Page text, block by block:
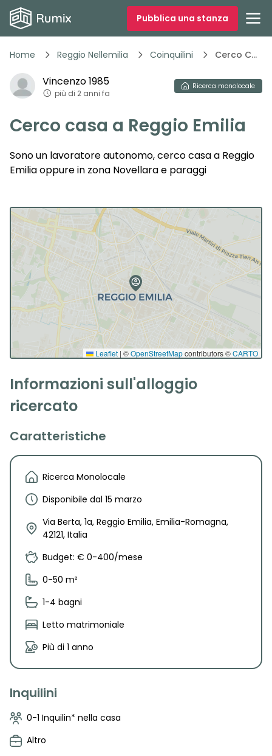
Pubblica una stanza
Home Reggio Nellemilia Coinquilini Cerco Casa A Reggio Emilia
Vincenzo1985
più di 2 anni fa
Ricerca monolocale
Cerco casa a Reggio Emilia
Sono un lavoratore autonomo, cerco casa a Reggio
Emilia oppure in zona Novellara e paraggi
Leaflet | ©OpenStreetMapcontributors ©CARTO
Informazioni sull'alloggio
ricercato
Caratteristiche
Ricerca Monolocale
Disponibile dal 15 marzo
Via Berta, 1a, Reggio Emilia, Emilia-Romagna,
42121, Italia
Budget: € 0-400/mese
0-50 m²
1-4 bagni
Letto matrimoniale
Più di 1 anno
Inquilini
0-1 Inquilin* nella casa
Altro